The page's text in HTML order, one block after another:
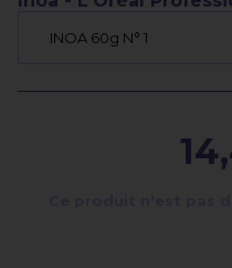
traditionnelles, INOA ne
cuir chevelu.
Delivery System) qui
pénétrer profondément